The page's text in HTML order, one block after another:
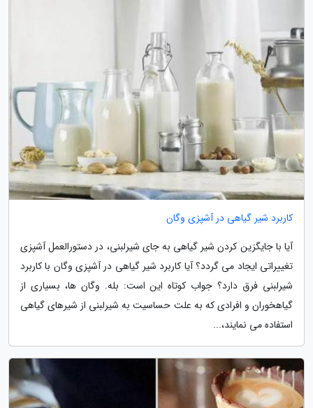
کاربرد شیر گیاهی در آشپزی وگان
آیا با جایگزین کردن شیر گیاهی به جای شیرلبنی، در دستورالعمل آشپزی
تغییراتی ایجاد می گردد؟ آیا کاربرد شیر گیاهی در آشپزی وگان با کاربرد
شیرلبنی فرق دارد؟ جواب کوتاه این است: بله. وگان ها، بسیاری از
گیاهخوران و افرادی که به علت حساسیت به شیرلبنی از شیرهای گیاهی
استفاده می نمایند،...